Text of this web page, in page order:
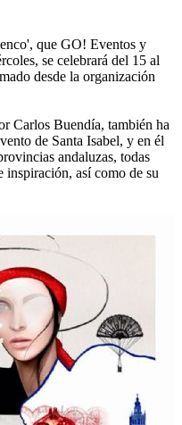
que GO! Eventos y
se celebrará del 15 al
desde la organización
Carlos Buendía, también ha
de Santa Isabel, y en él
andaluzas, todas
inspiración, así como de su